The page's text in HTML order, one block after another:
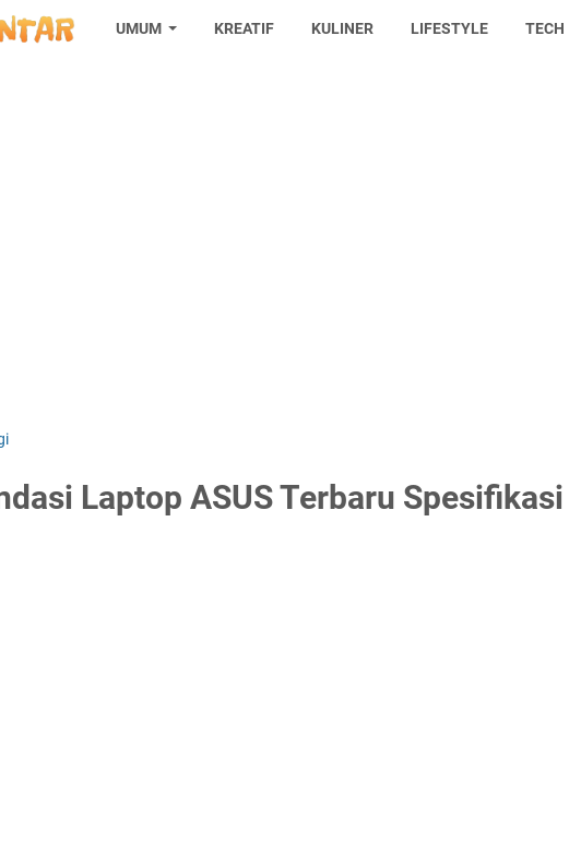
UMUM KREATIF KULINER LIFESTYLE TECH
Laptop ASUS Terbaru Spesifikasi